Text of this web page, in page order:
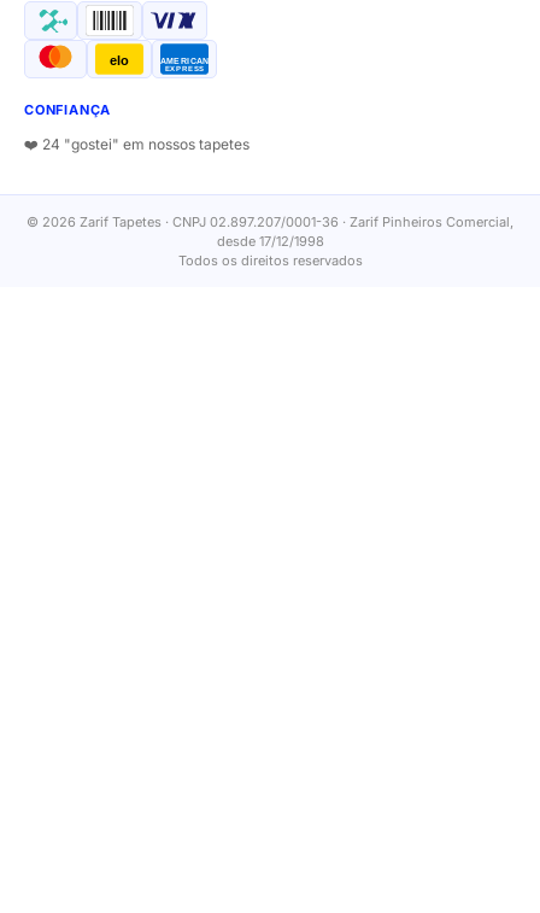
elo AMERICAN
EXPRESS
CONFIANÇA
❤️ 24 "gostei" em nossos tapetes
© 2026 Zarif Tapetes · CNPJ 02.897.207/0001-36 · Zarif Pinheiros Comercial,
desde 17/12/1998
Todos os direitos reservados